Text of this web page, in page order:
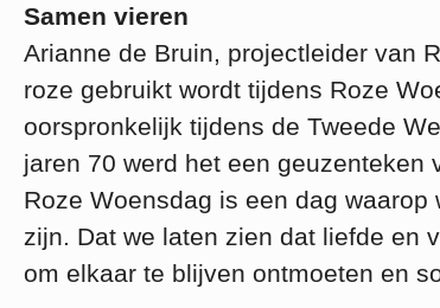
Samen vieren
Arianne de Bruin, projectleider van
roze gebruikt wordt tijdens Roze
oorspronkelijk tijdens de Tweede
jaren 70 werd het een geuzenteken
Roze Woensdag is een dag
zijn. Dat we laten zien dat liefde en
om elkaar te blijven ontmoeten en